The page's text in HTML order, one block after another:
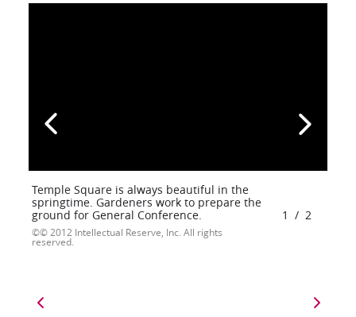
Temple Square is always beautiful in the
springtime. Gardeners work to prepare the
ground for General Conference.
© 2012 Intellectual Reserve, Inc. All rights
reserved.
1 / 2